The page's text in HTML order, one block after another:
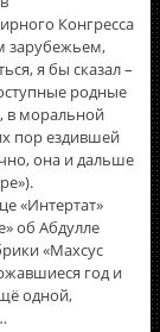
Конгресса
зарубежьем,
я бы сказал –
родные
в моральной
пор ездившей
она и дальше
«Интертат»
об Абдулле
«Махсус
год и
одной,